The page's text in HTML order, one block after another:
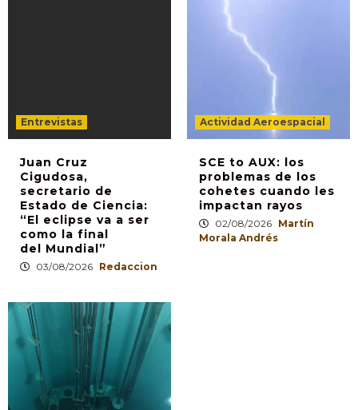
Entrevistas
Juan Cruz
Cigudosa,
secretario de
Estado de Ciencia:
“El eclipse va a ser
como la final
del Mundial”
03/08/2026 Redaccion
Actividad Aeroespacial
SCE to AUX: los
problemas de los
cohetes cuando les
impactan rayos
02/08/2026 Martín
Morala Andrés